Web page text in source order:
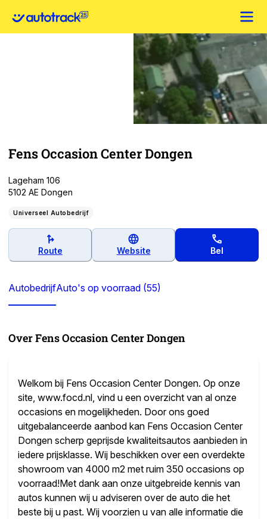
Fens Occasion Center Dongen
Lageham 106
5102 AE Dongen
Universeel Autobedrijf
Route Website Bel
AutobedrijfAuto's op voorraad (55)
Over Fens Occasion Center Dongen
Welkom bij Fens Occasion Center Dongen. Op onze
site, www.focd.nl, vind u een overzicht van al onze
occasions en mogelijkheden. Door ons goed
uitgebalanceerde aanbod kan Fens Occasion Center
Dongen scherp geprijsde kwaliteitsautos aanbieden in
iedere prijsklasse. Wij beschikken over een overdekte
showroom van 4000 m2 met ruim 350 occasions op
voorraad!Met dank aan onze uitgebreide kennis van
autos kunnen wij u adviseren over de auto die het
beste bij u past. Wij voorzien u van alle informatie die